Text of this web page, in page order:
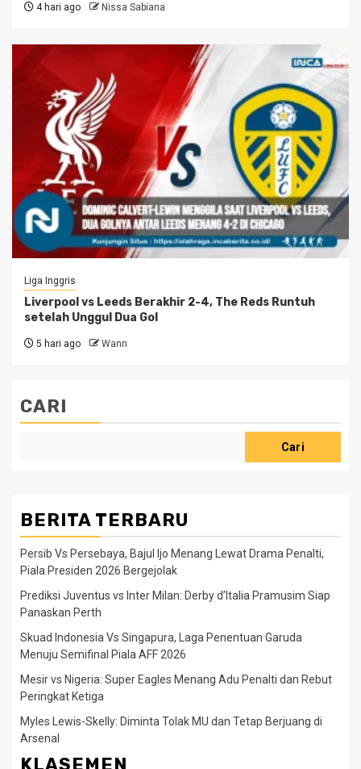
4 hari ago Nissa Sabiana
Liga Inggris
Liverpool vs Leeds Berakhir 2-4, The Reds Runtuh
setelah Unggul Dua Gol
5 hari ago Wann
CARI
Cari
BERITA TERBARU
Persib Vs Persebaya, Bajul Ijo Menang Lewat Drama Penalti,
Piala Presiden 2026 Bergejolak
Prediksi Juventus vs Inter Milan: Derby d’Italia Pramusim Siap
Panaskan Perth
Skuad Indonesia Vs Singapura, Laga Penentuan Garuda
Menuju Semifinal Piala AFF 2026
Mesir vs Nigeria: Super Eagles Menang Adu Penalti dan Rebut
Peringkat Ketiga
Myles Lewis-Skelly: Diminta Tolak MU dan Tetap Berjuang di
Arsenal
KLASEMEN